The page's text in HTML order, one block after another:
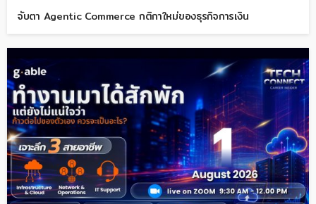
จับตา Agentic Commerce กติกาใหม่ของธุรกิจการเงิน